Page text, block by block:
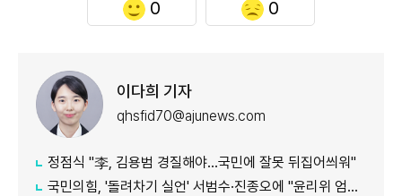
0 0
이다희 기자
qhsfid70@ajunews.com
정점식 "李, 김용범 경질해야...국민에 잘못 뒤집어씌워"
국민의힘, '돌려차기 실언' 서범수·진종오에 "윤리위 엄중 조치"...징계 정국 확대